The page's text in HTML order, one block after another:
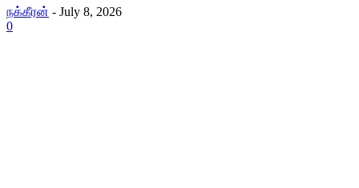
நக்கீரன் - July 8, 2026
0